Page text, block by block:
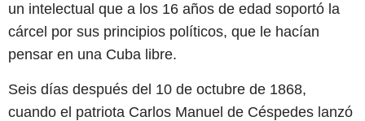
un intelectual que a los 16 años de edad soportó la
cárcel por sus principios políticos, que le hacían
pensar en una Cuba libre.
Seis días después del 10 de octubre de 1868,
cuando el patriota Carlos Manuel de Céspedes lanzó